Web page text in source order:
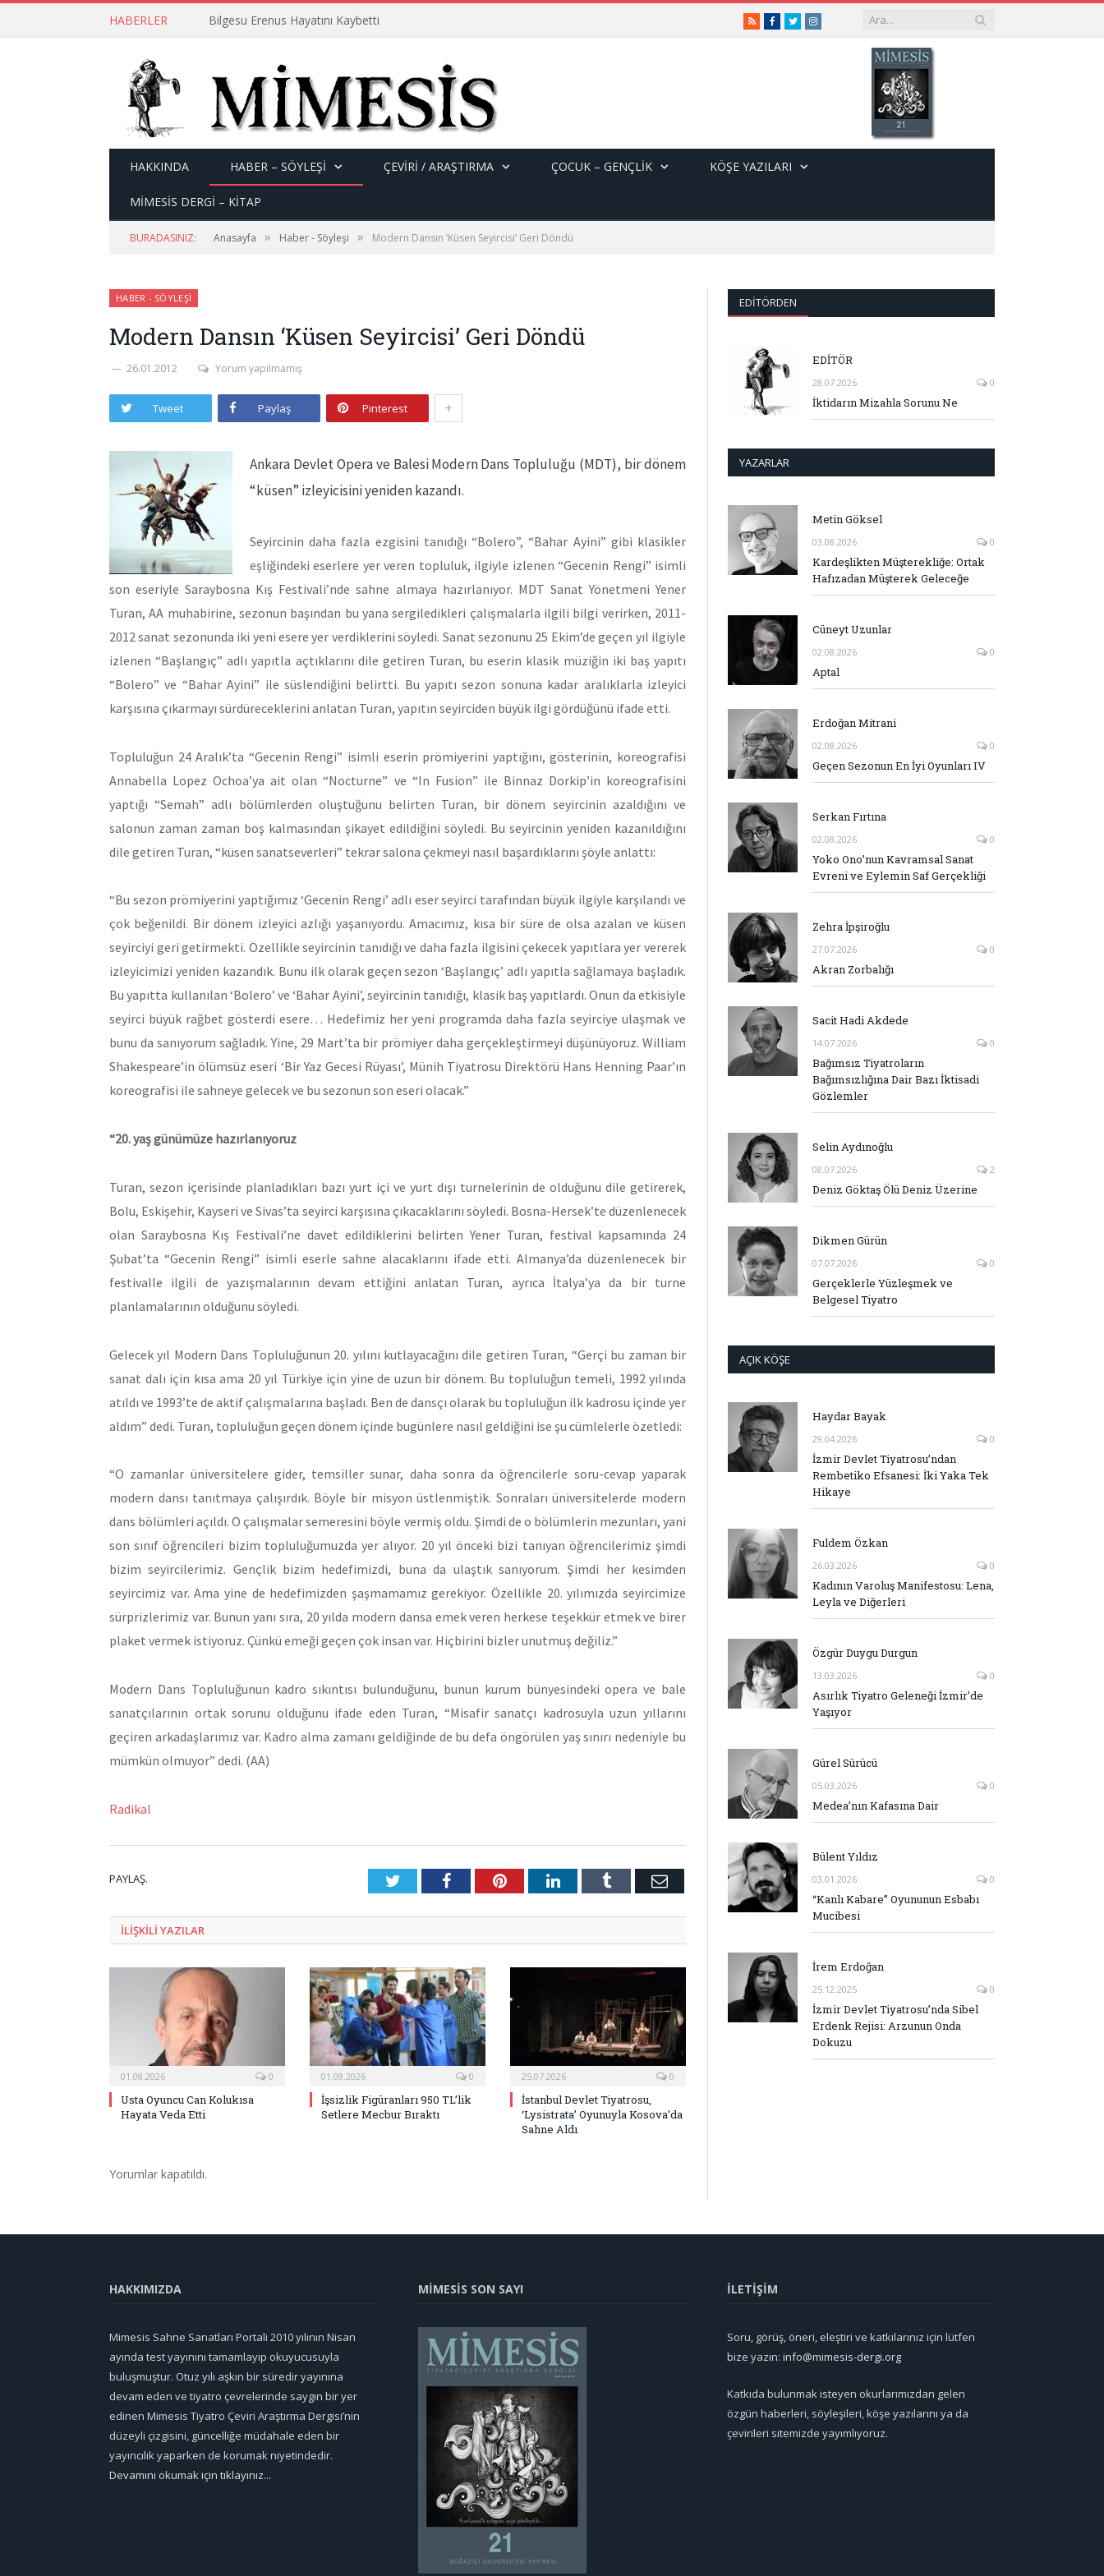
HABERLER Bilgesu Erenus Hayatını Kaybetti RSSFacebook
TwitterInstagram
HAKKINDA HABER – SÖYLEŞI ÇEVİRİ / ARAŞTIRMA ÇOCUK – GENÇLIK KÖŞE YAZILARI
MİMESİS DERGİ – KİTAP
BURADASINIZ: Anasayfa » Haber - Söyleşi » Modern Dansın ‘Küsen Seyircisi’ Geri Döndü
HABER - SÖYLEŞI
Modern Dansın ‘Küsen Seyircisi’ Geri Döndü
26.01.2012 Yorum yapılmamış
Tweet Paylaş Pinterest +
Ankara Devlet Opera ve Balesi Modern Dans Topluluğu (MDT), bir dönem
“küsen” izleyicisini yeniden kazandı.
Seyircinin daha fazla ezgisini tanıdığı “Bolero”, “Bahar Ayini” gibi klasikler
eşliğindeki eserlere yer veren topluluk, ilgiyle izlenen “Gecenin Rengi” isimli
son eseriyle Saraybosna Kış Festivali’nde sahne almaya hazırlanıyor. MDT Sanat Yönetmeni Yener
Turan, AA muhabirine, sezonun başından bu yana sergiledikleri çalışmalarla ilgili bilgi verirken, 2011-
2012 sanat sezonunda iki yeni esere yer verdiklerini söyledi. Sanat sezonunu 25 Ekim’de geçen yıl ilgiyle
izlenen “Başlangıç” adlı yapıtla açtıklarını dile getiren Turan, bu eserin klasik müziğin iki baş yapıtı
“Bolero” ve “Bahar Ayini” ile süslendiğini belirtti. Bu yapıtı sezon sonuna kadar aralıklarla izleyici
karşısına çıkarmayı sürdüreceklerini anlatan Turan, yapıtın seyirciden büyük ilgi gördüğünü ifade etti.
Topluluğun 24 Aralık’ta “Gecenin Rengi” isimli eserin prömiyerini yaptığını, gösterinin, koreografisi
Annabella Lopez Ochoa’ya ait olan “Nocturne” ve “In Fusion” ile Binnaz Dorkip’in koreografisini
yaptığı “Semah” adlı bölümlerden oluştuğunu belirten Turan, bir dönem seyircinin azaldığını ve
salonun zaman zaman boş kalmasından şikayet edildiğini söyledi. Bu seyircinin yeniden kazanıldığını
dile getiren Turan, “küsen sanatseverleri” tekrar salona çekmeyi nasıl başardıklarını şöyle anlattı:
“Bu sezon prömiyerini yaptığımız ‘Gecenin Rengi’ adlı eser seyirci tarafından büyük ilgiyle karşılandı ve
çok beğenildi. Bir dönem izleyici azlığı yaşanıyordu. Amacımız, kısa bir süre de olsa azalan ve küsen
seyirciyi geri getirmekti. Özellikle seyircinin tanıdığı ve daha fazla ilgisini çekecek yapıtlara yer vererek
izleyicimizi yeniden kazandık. Bunu ilk olarak geçen sezon ‘Başlangıç’ adlı yapıtla sağlamaya başladık.
Bu yapıtta kullanılan ‘Bolero’ ve ‘Bahar Ayini’, seyircinin tanıdığı, klasik baş yapıtlardı. Onun da etkisiyle
seyirci büyük rağbet gösterdi esere… Hedefimiz her yeni programda daha fazla seyirciye ulaşmak ve
bunu da sanıyorum sağladık. Yine, 29 Mart’ta bir prömiyer daha gerçekleştirmeyi düşünüyoruz. William
Shakespeare’in ölümsüz eseri ‘Bir Yaz Gecesi Rüyası’, Münih Tiyatrosu Direktörü Hans Henning Paar’ın
koreografisi ile sahneye gelecek ve bu sezonun son eseri olacak.”
“20. yaş günümüze hazırlanıyoruz
Turan, sezon içerisinde planladıkları bazı yurt içi ve yurt dışı turnelerinin de olduğunu dile getirerek,
Bolu, Eskişehir, Kayseri ve Sivas’ta seyirci karşısına çıkacaklarını söyledi. Bosna-Hersek’te düzenlenecek
olan Saraybosna Kış Festivali’ne davet edildiklerini belirten Yener Turan, festival kapsamında 24
Şubat’ta “Gecenin Rengi” isimli eserle sahne alacaklarını ifade etti. Almanya’da düzenlenecek bir
festivalle ilgili de yazışmalarının devam ettiğini anlatan Turan, ayrıca İtalya’ya da bir turne
planlamalarının olduğunu söyledi.
Gelecek yıl Modern Dans Topluluğunun 20. yılını kutlayacağını dile getiren Turan, “Gerçi bu zaman bir
sanat dalı için kısa ama 20 yıl Türkiye için yine de uzun bir dönem. Bu topluluğun temeli, 1992 yılında
atıldı ve 1993’te de aktif çalışmalarına başladı. Ben de dansçı olarak bu topluluğun ilk kadrosu içinde yer
aldım” dedi. Turan, topluluğun geçen dönem içinde bugünlere nasıl geldiğini ise şu cümlelerle özetledi:
“O zamanlar üniversitelere gider, temsiller sunar, daha sonra da öğrencilerle soru-cevap yaparak
modern dansı tanıtmaya çalışırdık. Böyle bir misyon üstlenmiştik. Sonraları üniversitelerde modern
dans bölümleri açıldı. O çalışmalar semeresini böyle vermiş oldu. Şimdi de o bölümlerin mezunları, yani
son sınıf öğrencileri bizim topluluğumuzda yer alıyor. 20 yıl önceki bizi tanıyan öğrencilerimiz şimdi
bizim seyircilerimiz. Gençlik bizim hedefimizdi, buna da ulaştık sanıyorum. Şimdi her kesimden
seyircimiz var. Ama yine de hedefimizden şaşmamamız gerekiyor. Özellikle 20. yılımızda seyircimize
sürprizlerimiz var. Bunun yanı sıra, 20 yılda modern dansa emek veren herkese teşekkür etmek ve birer
plaket vermek istiyoruz. Çünkü emeği geçen çok insan var. Hiçbirini bizler unutmuş değiliz.”
Modern Dans Topluluğunun kadro sıkıntısı bulunduğunu, bunun kurum bünyesindeki opera ve bale
sanatçılarının ortak sorunu olduğunu ifade eden Turan, “Misafir sanatçı kadrosuyla uzun yıllarını
geçiren arkadaşlarımız var. Kadro alma zamanı geldiğinde de bu defa öngörülen yaş sınırı nedeniyle bu
mümkün olmuyor” dedi. (AA)
Radikal
PAYLAŞ. TwitterFacebookPinterestLinkedInTumblr E-
ILIŞKILI YAZILAR
01.08.2026 0
Usta Oyuncu Can Kolukısa
Hayata Veda Etti
01.08.2026 0
İşsizlik Figüranları 950 TL’lik
Setlere Mecbur Bıraktı
25.07.2026 0
İstanbul Devlet Tiyatrosu,
‘Lysistrata’ Oyunuyla Kosova’da
Sahne Aldı
Yorumlar kapatıldı.
EDITÖRDEN
EDİTÖR
28.07.2026 0
İktidarın Mizahla Sorunu Ne
YAZARLAR
Metin Göksel
03.08.2026 0
Kardeşlikten Müşterekliğe: Ortak
Hafızadan Müşterek Geleceğe
Cüneyt Uzunlar
02.08.2026 0
Aptal
Erdoğan Mitrani
02.08.2026 0
Geçen Sezonun En İyi Oyunları IV
Serkan Fırtına
02.08.2026 0
Yoko Ono’nun Kavramsal Sanat
Evreni ve Eylemin Saf Gerçekliği
Zehra İpşiroğlu
27.07.2026 0
Akran Zorbalığı
Sacit Hadi Akdede
14.07.2026 0
Bağımsız Tiyatroların
Bağımsızlığına Dair Bazı İktisadi
Gözlemler
Selin Aydınoğlu
08.07.2026 2
Deniz Göktaş Ölü Deniz Üzerine
Dikmen Gürün
07.07.2026 0
Gerçeklerle Yüzleşmek ve
Belgesel Tiyatro
AÇIK KÖŞE
Haydar Bayak
29.04.2026 0
İzmir Devlet Tiyatrosu’ndan
Rembetiko Efsanesi: İki Yaka Tek
Hikaye
Fuldem Özkan
26.03.2026 0
Kadının Varoluş Manifestosu: Lena,
Leyla ve Diğerleri
Özgür Duygu Durgun
13.03.2026 0
Asırlık Tiyatro Geleneği İzmir’de
Yaşıyor
Gürel Sürücü
05.03.2026 0
Medea’nın Kafasına Dair
Bülent Yıldız
03.01.2026 0
“Kanlı Kabare” Oyununun Esbabı
Mucibesi
İrem Erdoğan
25.12.2025 0
İzmir Devlet Tiyatrosu’nda Sibel
Erdenk Rejisi: Arzunun Onda
Dokuzu
HAKKIMIZDA
Mimesis Sahne Sanatları Portali 2010 yılının Nisan
ayında test yayınını tamamlayıp okuyucusuyla
buluşmuştur. Otuz yılı aşkın bir süredir yayınına
devam eden ve tiyatro çevrelerinde saygın bir yer
edinen Mimesis Tiyatro Çeviri Araştırma Dergisi’nin
düzeyli çizgisini, güncelliğe müdahale eden bir
yayıncılık yaparken de korumak niyetindedir.
Devamını okumak için tıklayınız...
MİMESİS SON SAYI İLETİŞİM
Soru, görüş, öneri, eleştiri ve katkılarınız için lütfen
bize yazın: info@mimesis-dergi.org
Katkıda bulunmak isteyen okurlarımızdan gelen
özgün haberleri, söyleşileri, köşe yazılarını ya da
çevirileri sitemizde yayımlıyoruz.